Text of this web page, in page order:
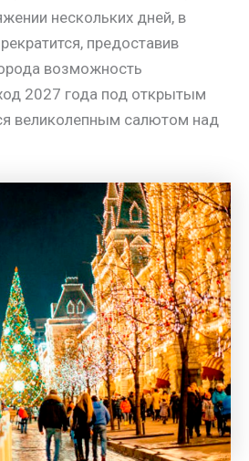
нескольких дней, в
предоставив
возможность
2027 года под открытым
великолепным салютом над